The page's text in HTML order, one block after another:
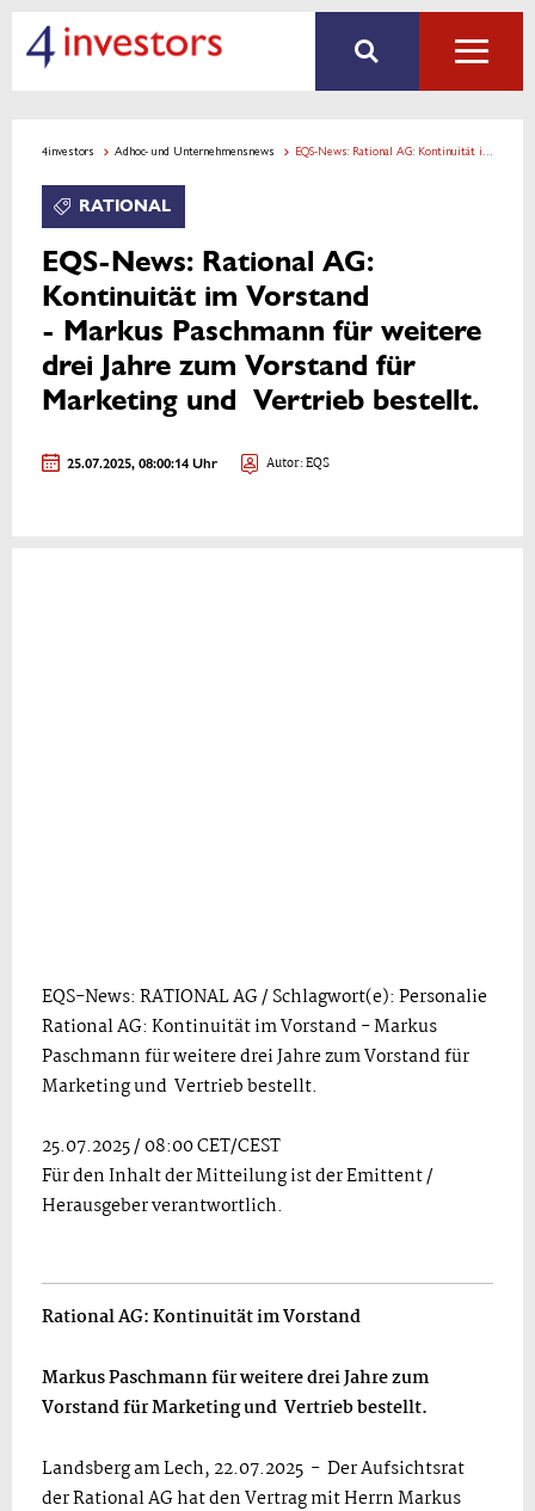
4investors Adhoc- und Unternehmensnews EQS-News: Rational AG: Kontinuität im Vorstand - Markus Paschmann für weitere drei Jahre zum Vorstand für Marketing und Vertrieb bestellt.
RATIONAL
EQS-News: Rational AG:
Kontinuität im Vorstand
- Markus Paschmann für weitere
drei Jahre zum Vorstand für
Marketing und Vertrieb bestellt.
25.07.2025, 08:00:14 Uhr Autor: EQS
EQS-News: RATIONAL AG / Schlagwort(e): Personalie
Rational AG: Kontinuität im Vorstand - Markus
Paschmann für weitere drei Jahre zum Vorstand für
Marketing und Vertrieb bestellt.
25.07.2025 / 08:00 CET/CEST
Für den Inhalt der Mitteilung ist der Emittent /
Herausgeber verantwortlich.
Rational AG: Kontinuität im Vorstand
Markus Paschmann für weitere drei Jahre zum
Vorstand für Marketing und Vertrieb bestellt.
Landsberg am Lech, 22.07.2025 - Der Aufsichtsrat
der Rational AG hat den Vertrag mit Herrn Markus